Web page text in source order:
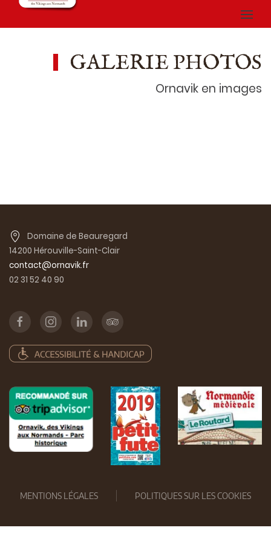
GALERIE PHOTOS
Ornavik en images
Domaine de Beauregard
14200 Hérouville-Saint-Clair
contact@ornavik.fr
02 31 52 40 90
MENTIONS LÉGALES POLITIQUES SUR LES COOKIES